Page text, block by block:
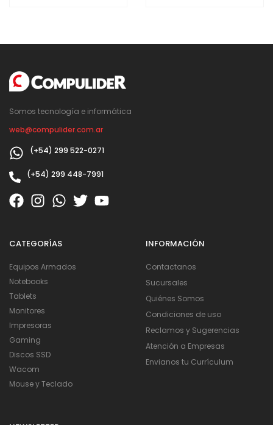
Somos tecnología e informática
web@compulider.com.ar
(+54) 299 522-0271
(+54) 299 448-7991
CATEGORÍAS
Equipos Armados
Notebooks
Tablets
Monitores
Impresoras
Gaming
Discos SSD
Wacom
Mouse y Teclado
INFORMACIÓN
Contactanos
Sucursales
Quiénes Somos
Condiciones de uso
Reclamos y Sugerencias
Atención a Empresas
Envianos tu Currículum